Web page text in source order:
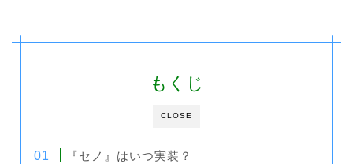
CLOSE
もくじ
『セノ』はいつ実装？